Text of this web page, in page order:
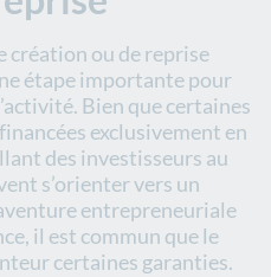
création ou de reprise
étape importante pour
Bien que certaines
exclusivement en
des investisseurs au
s’orienter vers un
entrepreneuriale
il est commun que le
certaines garanties.